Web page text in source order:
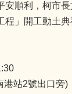
順利，柯市
」開工動土
港站2號出口旁)